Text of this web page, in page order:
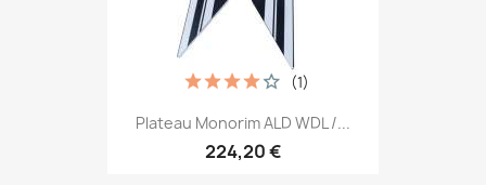
Plateau Monorim ALD WDL /...
224,20 €
(1)